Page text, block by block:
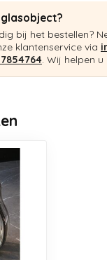
bij het bestellen?
klantenservice via
. Wij helpen